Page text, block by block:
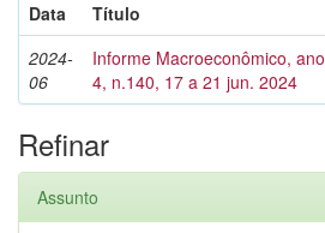
Data
Título
2024-
06
Informe Macroeconômico, ano
4, n.140, 17 a 21 jun. 2024
Refinar
Assunto